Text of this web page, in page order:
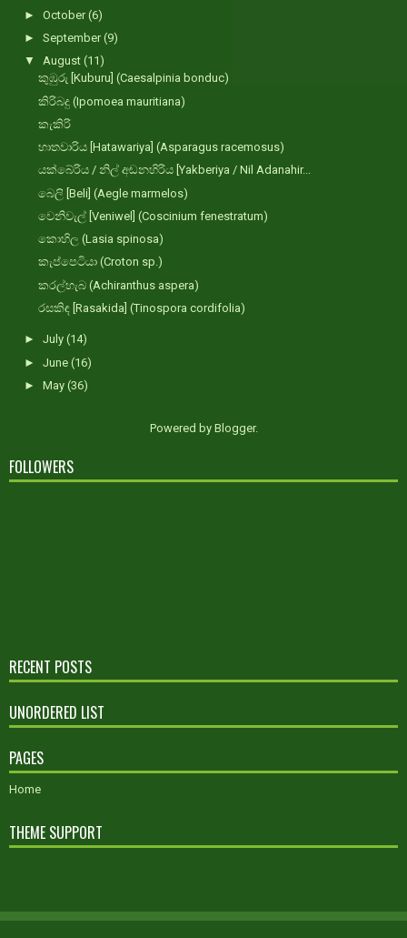
► October(6)
► September(9)
▼ August (11)
කුඹුරු [Kuburu] (Caesalpinia bonduc)
කිරිබදු (Ipomoea mauritiana)
කැකිරි
හාතවාරිය [Hatawariya] (Asparagus racemosus)
යක්බේරිය / නිල් අඬනහිරිය [Yakberiya / Nil Adanahir...
බෙලි [Beli] (Aegle marmelos)
වෙනිවැල් [Veniwel] (Coscinium fenestratum)
කොහිල (Lasia spinosa)
කැප්පෙටියා (Croton sp.)
කරල්හැබ (Achiranthus aspera)
රසකිඳ [Rasakida] (Tinospora cordifolia)
► July (14)
► June (16)
► May (36)
Powered by Blogger.
FOLLOWERS
RECENT POSTS
UNORDERED LIST
PAGES
Home
THEME SUPPORT